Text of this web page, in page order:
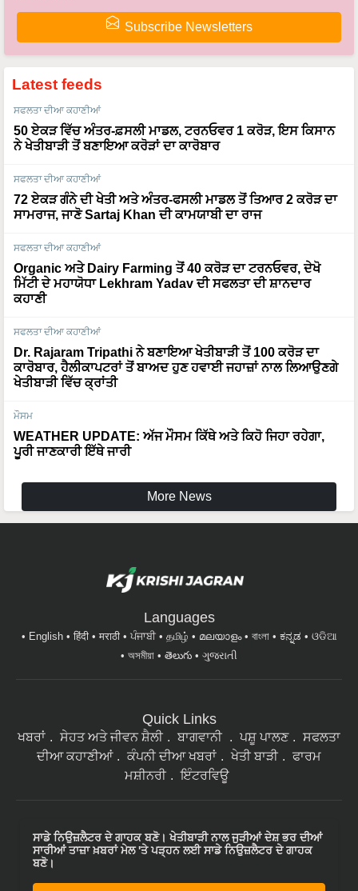
Subscribe Newsletters
Latest feeds
ਸਫਲਤਾ ਦੀਆ ਕਹਾਣੀਆਂ
50 ਏਕੜ ਵਿੱਚ ਅੰਤਰ-ਫ਼ਸਲੀ ਮਾਡਲ, ਟਰਨਓਵਰ 1 ਕਰੋੜ, ਇਸ ਕਿਸਾਨ
ਨੇ ਖੇਤੀਬਾੜੀ ਤੋਂ ਬਣਾਇਆ ਕਰੋੜਾਂ ਦਾ ਕਾਰੋਬਾਰ
ਸਫਲਤਾ ਦੀਆ ਕਹਾਣੀਆਂ
72 ਏਕੜ ਗੰਨੇ ਦੀ ਖੇਤੀ ਅਤੇ ਅੰਤਰ-ਫਸਲੀ ਮਾਡਲ ਤੋਂ ਤਿਆਰ 2 ਕਰੋੜ ਦਾ
ਸਾਮਰਾਜ, ਜਾਣੋ Sartaj Khan ਦੀ ਕਾਮਯਾਬੀ ਦਾ ਰਾਜ
ਸਫਲਤਾ ਦੀਆ ਕਹਾਣੀਆਂ
Organic ਅਤੇ Dairy Farming ਤੋਂ 40 ਕਰੋੜ ਦਾ ਟਰਨਓਵਰ, ਦੇਖੋ
ਮਿੱਟੀ ਦੇ ਮਹਾਯੋਧਾ Lekhram Yadav ਦੀ ਸਫਲਤਾ ਦੀ ਸ਼ਾਨਦਾਰ
ਕਹਾਣੀ
ਸਫਲਤਾ ਦੀਆ ਕਹਾਣੀਆਂ
Dr. Rajaram Tripathi ਨੇ ਬਣਾਇਆ ਖੇਤੀਬਾੜੀ ਤੋਂ 100 ਕਰੋੜ ਦਾ
ਕਾਰੋਬਾਰ, ਹੈਲੀਕਾਪਟਰਾਂ ਤੋਂ ਬਾਅਦ ਹੁਣ ਹਵਾਈ ਜਹਾਜ਼ਾਂ ਨਾਲ ਲਿਆਉਣਗੇ
ਖੇਤੀਬਾੜੀ ਵਿੱਚ ਕ੍ਰਾਂਤੀ
ਮੌਸਮ
WEATHER UPDATE: ਅੱਜ ਮੌਸਮ ਕਿੱਥੇ ਅਤੇ ਕਿਹੋ ਜਿਹਾ ਰਹੇਗਾ,
ਪੂਰੀ ਜਾਣਕਾਰੀ ਇੱਥੇ ਜਾਰੀ
More News
Languages
English हिंदी मराठी ਪੰਜਾਬੀ தமிழ் മലയാളം বাংলা ಕನ್ನಡ
ଓଡିଆ
অসমীয়া
తెలుగు ગુજરાતી
Quick Links
ਖਬਰਾਂ ਸੇਹਤ ਅਤੇ ਜੀਵਨ ਸ਼ੈਲੀ ਬਾਗਵਾਨੀ ਪਸ਼ੂ ਪਾਲਣ
ਸਫਲਤਾ
ਦੀਆ ਕਹਾਣੀਆਂ
ਕੰਪਨੀ ਦੀਆ ਖਬਰਾਂ ਖੇਤੀ ਬਾੜੀ
ਫਾਰਮ
ਮਸ਼ੀਨਰੀ
ਇੰਟਰਵਿਊ
ਸਾਡੇ ਨਿਉਜ਼ਲੈਟਰ ਦੇ ਗਾਹਕ ਬਣੋ। ਖੇਤੀਬਾੜੀ ਨਾਲ ਜੁੜੀਆਂ ਦੇਸ਼ ਭਰ ਦੀਆਂ
ਸਾਰੀਆਂ ਤਾਜ਼ਾ ਖ਼ਬਰਾਂ ਮੇਲ 'ਤੇ ਪੜ੍ਹਨ ਲਈ ਸਾਡੇ ਨਿਉਜ਼ਲੈਟਰ ਦੇ ਗਾਹਕ
ਬਣੋ।